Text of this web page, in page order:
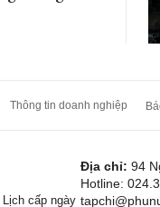
Thông tin doanh nghiệp
cấp ngày
Địa chỉ: 94
Hotline: